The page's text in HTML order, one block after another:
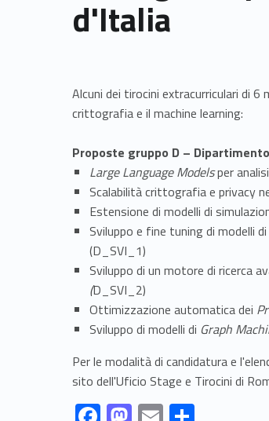
d'Italia
Alcuni dei tirocini extracurriculari di
crittografia e il machine learning:
Proposte gruppo D –
Large Language Modelsper
Scalabilità crittografia e privacy
Estensione di modelli di
Sviluppo e fine tuning di modelli
(D_SVI_1)
Sviluppo di un motore di ricerca
(D_SVI_2)
Ottimizzazione automatica dei
Sviluppo di modelli di Graph
Per le modalità di candidatura e
sito dell'Uficio Stage e Tirocini di
Link identifier #identifier__189483-1
Link identifier #identifier__50668-2 Link identifier #identifier__39461-3 Link identifier #identifier__47852-4